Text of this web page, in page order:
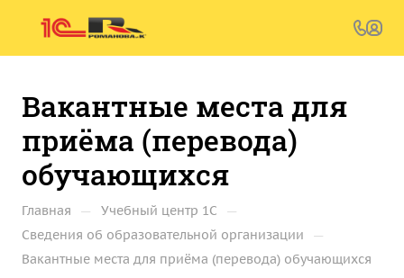
Вакантные места для
приёма (перевода)
обучающихся
Главная — Учебный центр 1C —
Сведения об образовательной организации —
Вакантные места для приёма (перевода) обучающихся